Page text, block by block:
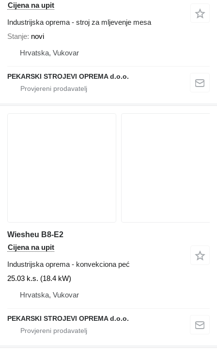
Cijena na upit
Industrijska oprema - stroj za mljevenje mesa
Stanje novi
Hrvatska, Vukovar
PEKARSKI STROJEVI OPREMA d.o.o.
Wiesheu B8-E2
Cijena na upit
Industrijska oprema - konvekciona peć
25.03 k.s. (18.4 kW)
Hrvatska, Vukovar
PEKARSKI STROJEVI OPREMA d.o.o.